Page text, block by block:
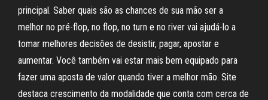
principal. Saber quais são as chances de sua mão ser a
melhor no pré-flop, no flop, no turn e no river vai ajudá-lo a
tomar melhores decisões de desistir, pagar, apostar e
aumentar. Você também vai estar mais bem equipado para
fazer uma aposta de valor quando tiver a melhor mão. Site
destaca crescimento da modalidade que conta com cerca de